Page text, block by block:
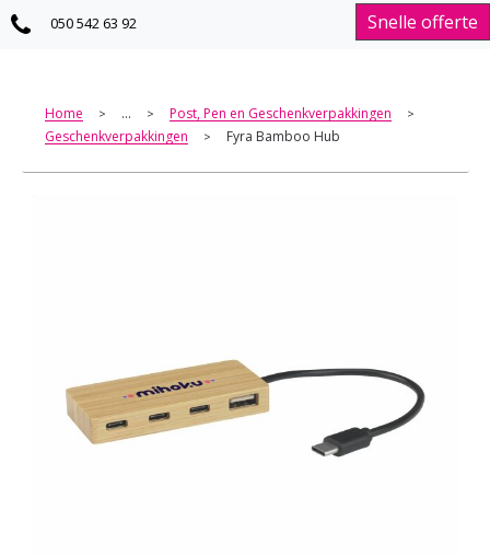
Snelle offerte
050 542 63 92
Home > ... > Post, Pen en Geschenkverpakkingen >
Geschenkverpakkingen > Fyra Bamboo Hub